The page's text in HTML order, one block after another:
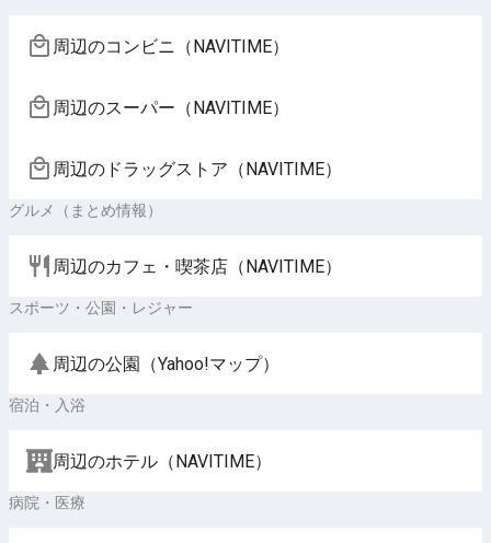
周辺のコンビニ（NAVITIME）
周辺のスーパー（NAVITIME）
周辺のドラッグストア（NAVITIME）
グルメ（まとめ情報）
周辺のカフェ・喫茶店（NAVITIME）
スポーツ・公園・レジャー
周辺の公園（Yahoo!マップ）
宿泊・入浴
周辺のホテル（NAVITIME）
病院・医療